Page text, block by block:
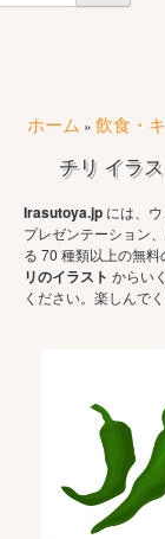
ホーム » 飲食・
チリ イラ
Irasutoya.jp には、
プレゼンテーション
る 70 種類以上の無料
リのイラスト からい
ください。楽しんで